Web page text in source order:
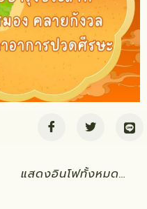
แสดงอินโฟทั้งหมด…